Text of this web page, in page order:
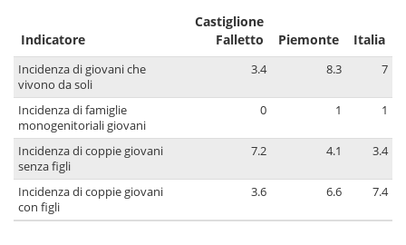
Indicatore
Castiglione
Falletto
Piemonte Italia
Incidenza di giovani che
vivono da soli
3.4 8.3 7
Incidenza di famiglie
monogenitoriali giovani
0 1 1
Incidenza di coppie giovani
senza figli
7.2 4.1 3.4
Incidenza di coppie giovani
con figli
3.6 6.6 7.4